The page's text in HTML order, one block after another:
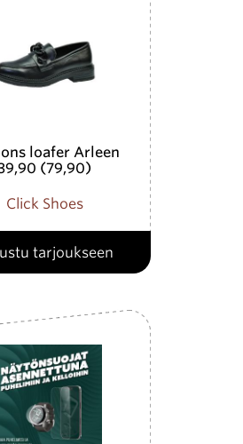
loafer Arleen
(79,90)
Click Shoes
tarjoukseen